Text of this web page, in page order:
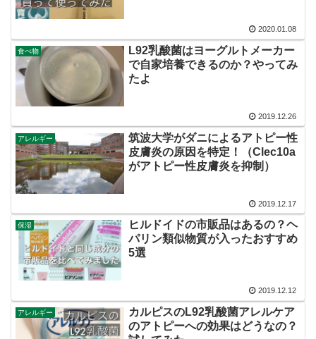
2020.01.08
食べ物
L92乳酸菌はヨーグルトメーカー
で自家培養できるのか？やってみ
たよ
2019.12.26
アレルギー
筑波大学がダニによるアトピー性
皮膚炎の原因を特定！（Clec10a
がアトピー性皮膚炎を抑制）
2019.12.17
保湿
ヒルドイドの市販品はあるの？ヘ
パリン類似物質が入ったおすすめ
5選
2019.12.12
アレルギー
カルピスのL92乳酸菌アレルケア
のアトピーへの効果はどうなの？